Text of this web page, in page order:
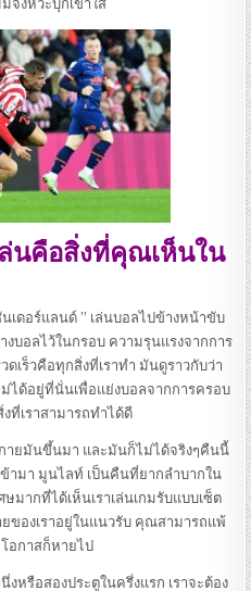
จังหวะบุกเข้าใส่
ล่นคือสิ่งที่คุณเห็นใน
เดอร์แลนด์ ” เล่นบอลไปข้างหน้าขับ
งบอลไว้ในกรอบ ความรุนแรงจากการ
เร็วคือทุกสิ่งที่เราทํา มันดูราวกับว่า
ได้อยู่ที่นั่นเพื่อแย่งบอลจากการครอบ
ที่เราสามารถทําได้ดี
ายมันขึ้นมา และมันก็ไม่ได้จริงๆคืนนี้
ามา มูนไลท์ เป็นคืนที่ยากลําบากใน
มากที่ได้เห็นเราเล่นเกมรับแบบเซ็ต
ยของเราอยู่ในแนวรับ คุณสามารถแพ้
อกาสก็หายไป
หรือสองประตูในครึ่งแรก เราจะต้อง